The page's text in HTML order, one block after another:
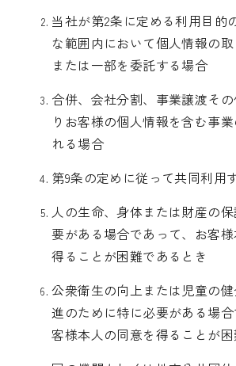
当社が第2条に定める利用目的
な範囲内において個人情報の
または一部を委託する場合
合併、会社分割、事業譲渡そ
りお客様の個人情報を含む事
れる場合
第9条の定めに従って共同利用
人の生命、身体または財産の
要がある場合であって、お客
得ることが困難であるとき
公衆衛生の向上または児童の
進のために特に必要がある場
客様本人の同意を得ることが